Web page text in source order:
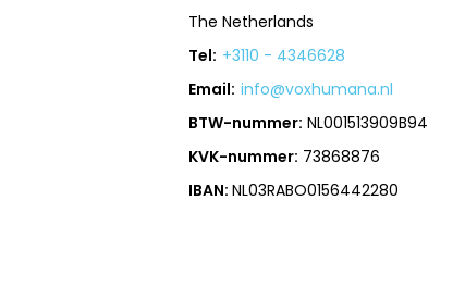
The Netherlands
Tel: +3110 - 4346628
Email: info@voxhumana.nl
BTW-nummer: NL001513909B94
KVK-nummer: 73868876
IBAN:NL03RABO0156442280